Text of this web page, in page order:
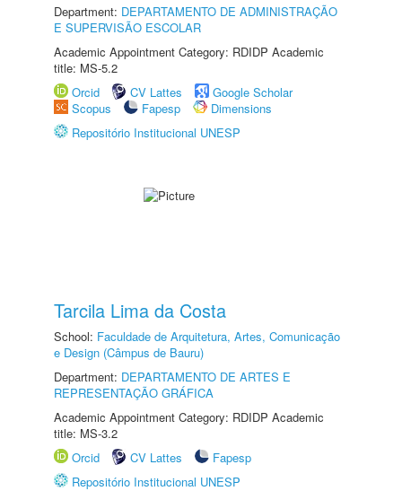
Department: DEPARTAMENTO DE ADMINISTRAÇÃO
E SUPERVISÃO ESCOLAR
Academic Appointment Category: RDIDP Academic
title: MS-5.2
Orcid
CV Lattes
Google Scholar
Scopus
Fapesp
Dimensions
Repositório Institucional UNESP
Tarcila Lima da Costa
School: Faculdade de Arquitetura, Artes, Comunicação
e Design (Câmpus de Bauru)
Department: DEPARTAMENTO DE ARTES E
REPRESENTAÇÃO GRÁFICA
Academic Appointment Category: RDIDP Academic
title: MS-3.2
Orcid
CV Lattes
Fapesp
Repositório Institucional UNESP